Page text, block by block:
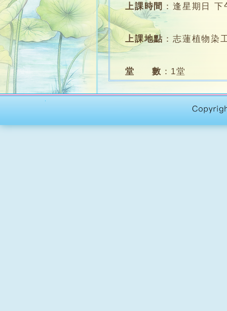
上課時間 ：逢星期日
上課地點 ：志蓮植物染
堂 數 ： 1堂
約6-8人